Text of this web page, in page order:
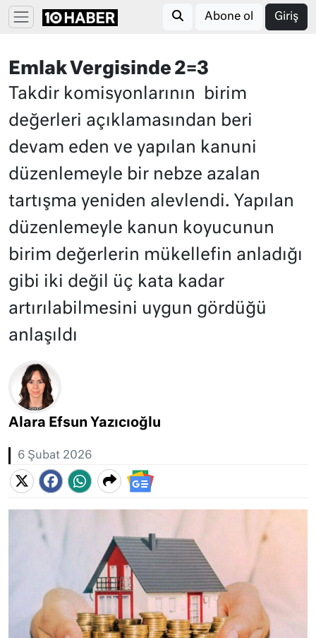
Abone ol Giriş
Emlak Vergisinde 2=3
Takdir komisyonlarının birim
değerleri açıklamasından beri
devam eden ve yapılan kanuni
düzenlemeyle bir nebze azalan
tartışma yeniden alevlendi. Yapılan
düzenlemeyle kanun koyucunun
birim değerlerin mükellefin anladığı
gibi iki değil üç kata kadar
artırılabilmesini uygun gördüğü
anlaşıldı
Alara Efsun Yazıcıoğlu
6 Şubat 2026